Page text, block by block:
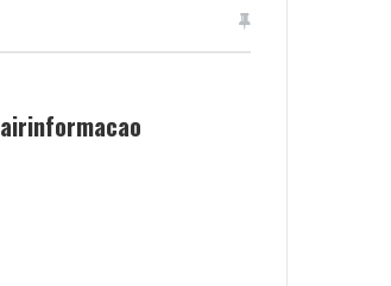
airinformacao